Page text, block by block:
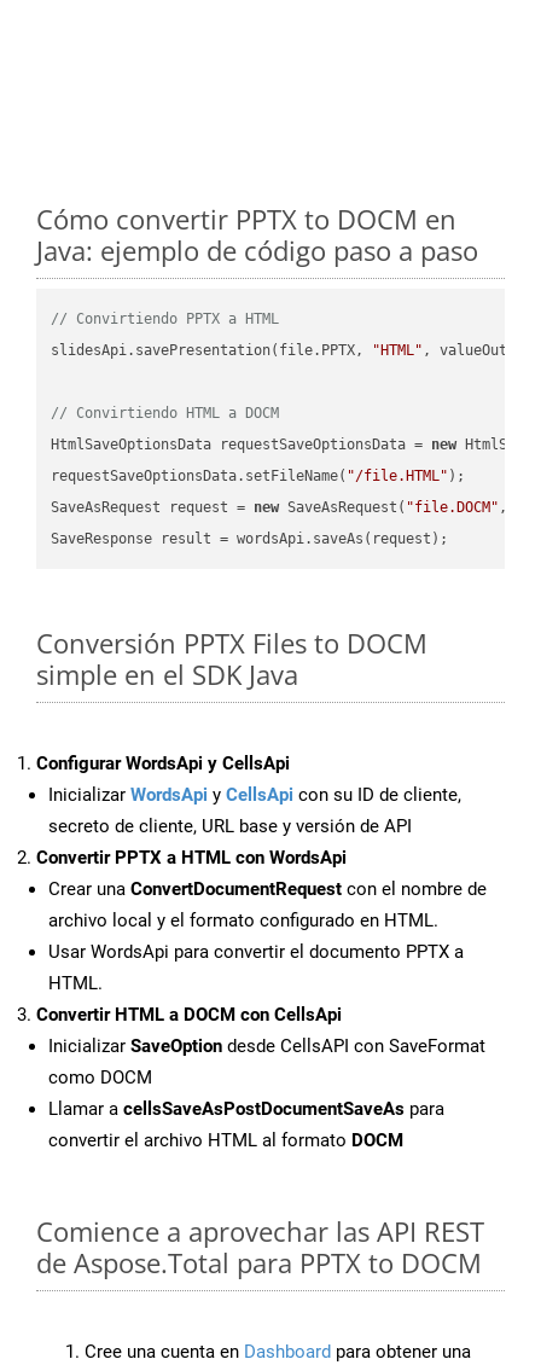
Cómo convertir PPTX to DOCM en
Java: ejemplo de código paso a paso
// Convirtiendo PPTX a HTML
slidesApi.savePresentation(file.PPTX,
"HTML" ,
// Convirtiendo HTML a DOCM
HtmlSaveOptionsData requestSaveOptionsData = new
requestSaveOptionsData.setFileName( "/file.HTML" );
SaveAsRequest request = new SaveAsRequest( "file.DOCM"
Conversión PPTX Files to DOCM
simple en el SDK Java
Configurar WordsApi y CellsApi
Inicializar WordsApi y CellsApi con su ID de cliente,
secreto de cliente, URL base y versión de API
Convertir PPTX a HTML con WordsApi
Crear una ConvertDocumentRequest con el nombre de
archivo local y el formato configurado en HTML.
Usar WordsApi para convertir el documento PPTX a
HTML.
Convertir HTML a DOCM con CellsApi
Inicializar SaveOption desde CellsAPI con SaveFormat
como DOCM
Llamar a cellsSaveAsPostDocumentSaveAs para
convertir el archivo HTML al formato DOCM
Comience a aprovechar las API REST
de Aspose.Total para PPTX to DOCM
Cree una cuenta en Dashboard para obtener una